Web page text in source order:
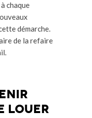
chaque
démarche.
de la refaire
louer